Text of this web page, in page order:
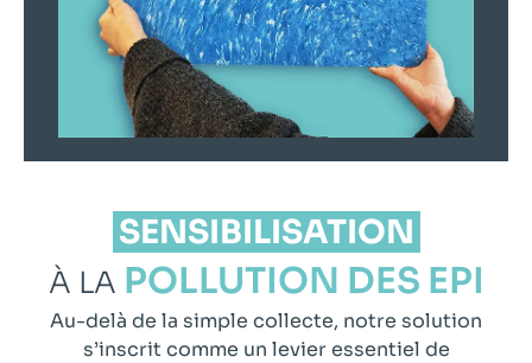
SENSIBILISATION
À LA POLLUTION DES EPI
Au-delà de la simple collecte, notre solution
s’inscrit comme un levier essentiel de